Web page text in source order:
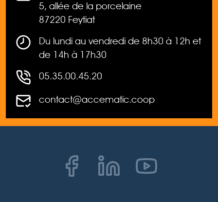
5, allée de la porcelaine
87220 Feytiat
Du lundi au vendredi de 8h30 à 12h et
de 14h à 17h30
05.35.00.45.20
contact@accematic.coop